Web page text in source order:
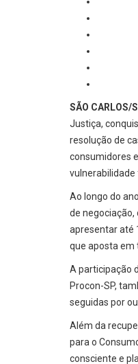
SÃO CARLOS/
Justiça,
resolução de
consumidores
vulnerabilidade
Ao longo do
de negociação,
apresentar até
que aposta em
A participação
Procon-SP,
seguidas por
Além da
para o
consciente e